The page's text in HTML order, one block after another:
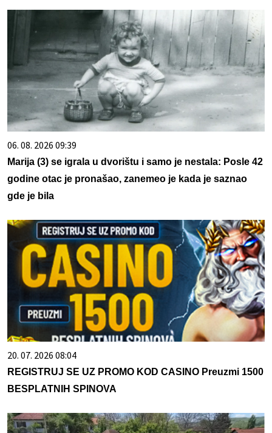
06. 08. 2026 09:39
Marija (3) se igrala u dvorištu i samo je nestala: Posle 42
godine otac je pronašao, zanemeo je kada je saznao
gde je bila
20. 07. 2026 08:04
REGISTRUJ SE UZ PROMO KOD CASINO Preuzmi 1500
BESPLATNIH SPINOVA